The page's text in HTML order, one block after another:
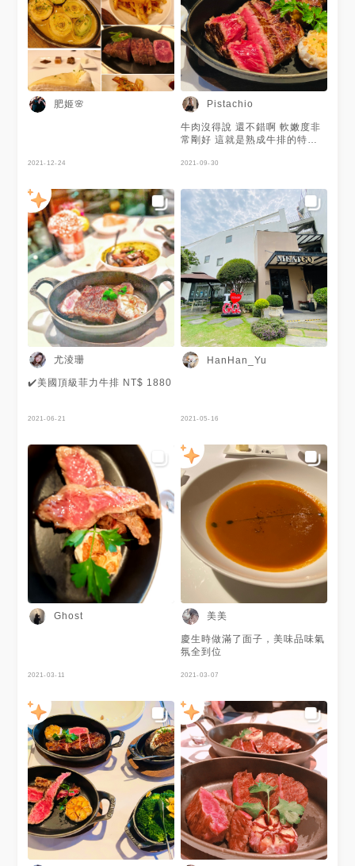
肥姬🌸
2021-12-24
Pistachio
牛肉沒得說 還不錯啊 軟嫩度非
常剛好 這就是熟成牛排的特色
中間位置 但是大致上都覺得舒
2021-09-30
尤淩珊
✔️美國頂級菲力牛排 NT$ 1880
2021-06-21
HanHan_Yu
2021-05-16
Ghost
2021-03-11
美美
慶生時做滿了面子，美味品味氣
氛全到位
2021-03-07